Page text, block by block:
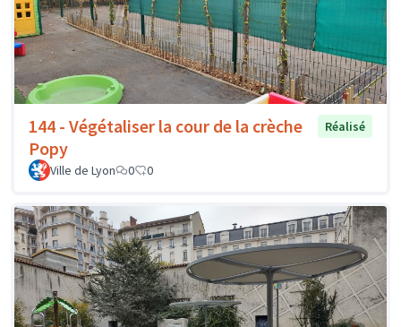
144 - Végétaliser la cour de la crèche
Popy
Réalisé
Ville de Lyon 0 0